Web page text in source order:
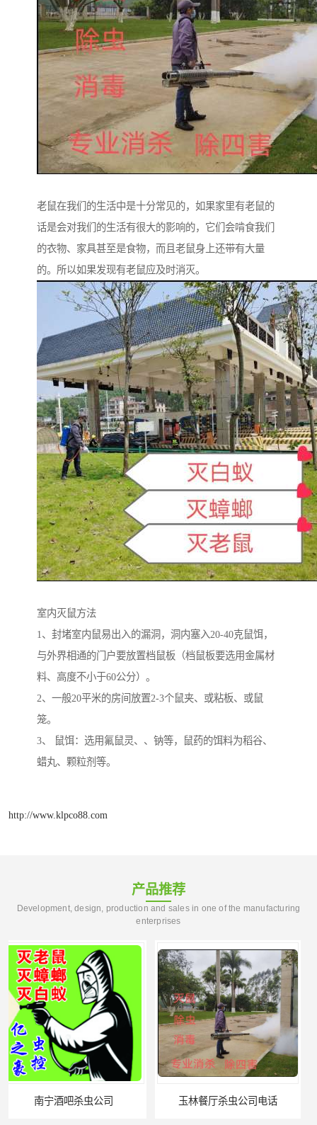
老鼠在我们的生活中是十分常见的，如果家里有老鼠的
话是会对我们的生活有很大的影响的，它们会啃食我们
的衣物、家具甚至是食物，而且老鼠身上还带有大量
的。所以如果发现有老鼠应及时消灭。
室内灭鼠方法
1、封堵室内鼠易出入的漏洞，洞内塞入20-40克鼠饵，
与外界相通的门户要放置档鼠板（档鼠板要选用金属材
料、高度不小于60公分）。
2、一般20平米的房间放置2-3个鼠夹、或粘板、或鼠
笼。
3、 鼠饵：选用氟鼠灵、、钠等，鼠药的饵料为稻谷、
蜡丸、颗粒剂等。
http://www.klpco88.com
产品推荐
Development, design, production and sales in one of the manufacturing
enterprises
玉林餐厅杀虫公司电话 北海市上门杀虫